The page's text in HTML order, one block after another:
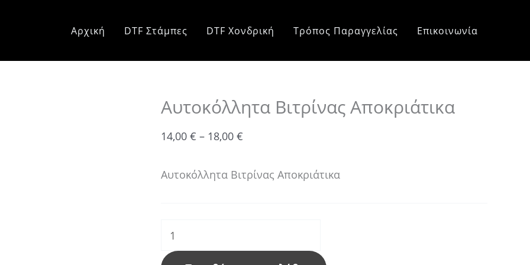
Αρχική DTF Στάμπες DTF Χονδρική Τρόπος Παραγγελίας Επικοινωνία
Αυτοκόλλητα Βιτρίνας Αποκριάτικα
14,00 € – 18,00 €
range:
Αυτοκόλλητα Βιτρίνας Αποκριάτικα
Βιτρίνας